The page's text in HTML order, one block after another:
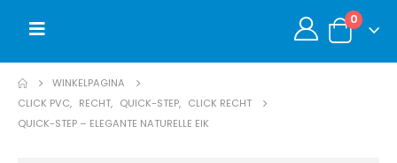
0
WINKELPAGINA
CLICK PVC, RECHT, QUICK-STEP, CLICK RECHT
QUICK-STEP – ELEGANTE NATURELLE EIK